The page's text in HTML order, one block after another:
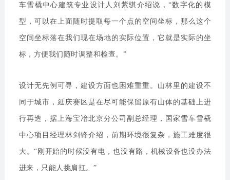
车雪橇中心建筑专业设计人刘紫骐介绍说，“数字化的模
型，可以在上面随时提取每一个点的空间坐标，那么这个
空间坐标落在我们现在场地的实际位置，它就是实际的坐
标，方便我们随时调整和检查。”
设计无先例可寻，建设方面也困难重重。山林里的建设不
同于城市，延庆赛区是在尽可能保留原有山体的基础上进
行再造，据上海宝冶北京分公司副总经理，国家雪车雪橇
中心项目经理林剑锋介绍，前期环境很复杂，施工难度很
大。“刚开始的时候没有电，也没有路，机械设备也没办法
进来，只能人挑肩扛。”